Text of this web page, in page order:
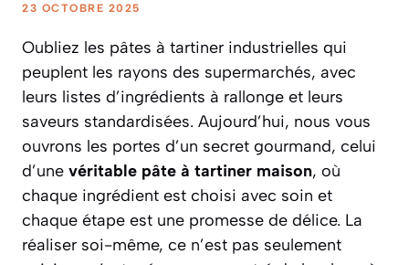
23 OCTOBRE 2025
Oubliez les pâtes à tartiner industrielles qui
peuplent les rayons des supermarchés, avec
leurs listes d’ingrédients à rallonge et leurs
saveurs standardisées. Aujourd’hui, nous vous
ouvrons les portes d’un secret gourmand, celui
d’une véritable pâte à tartiner maison, où
chaque ingrédient est choisi avec soin et
chaque étape est une promesse de délice. La
réaliser soi-même, ce n’est pas seulement